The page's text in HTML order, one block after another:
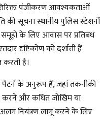
पंजीकरण आवश्यकताओं
की सूचना स्थानीय पुलिस स्टेशनों
के लिए आवास पर प्रतिबंध
दृष्टिकोण को दर्शाती हैं
करती है।
पैटर्न के अनुरूप हैं, जहां तकनीकी
करने और कथित जोखिम या
नियंत्रण लागू करने के लिए